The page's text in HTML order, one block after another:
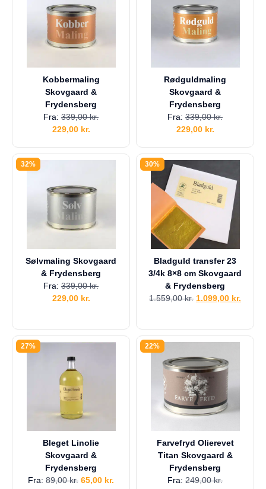
Kobbermaling
Skovgaard &
Frydensberg
Fra: 339,00kr.
229,00 kr.
Rødguldmaling
Skovgaard &
Frydensberg
Fra: 339,00kr.
229,00 kr.
32%
Sølvmaling Skovgaard
& Frydensberg
Fra: 339,00kr.
229,00 kr.
30%
Bladguld transfer 23
3/4k 8×8 cm Skovgaard
& Frydensberg
1.559,00kr. 1.099,00 kr.
27%
Bleget Linolie
Skovgaard &
Frydensberg
Fra: 89,00kr. 65,00 kr.
22%
Farvefryd Olierevet
Titan Skovgaard &
Frydensberg
Fra: 249,00kr.